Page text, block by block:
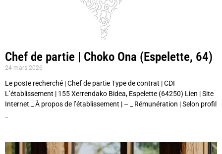
Chef de partie | Choko Ona (Espelette, 64)
24 mars 2026
Le poste recherché | Chef de partie Type de contrat | CDI
L’établissement | 155 Xerrendako Bidea, Espelette (64250) Lien | Site
Internet _ À propos de l’établissement | – _ Rémunération | Selon profil